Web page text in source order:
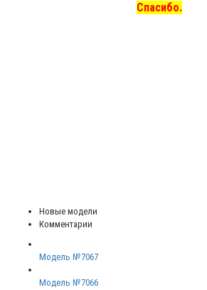
Спасибо.
Новые модели
Комментарии
Модель №7067
Модель №7066